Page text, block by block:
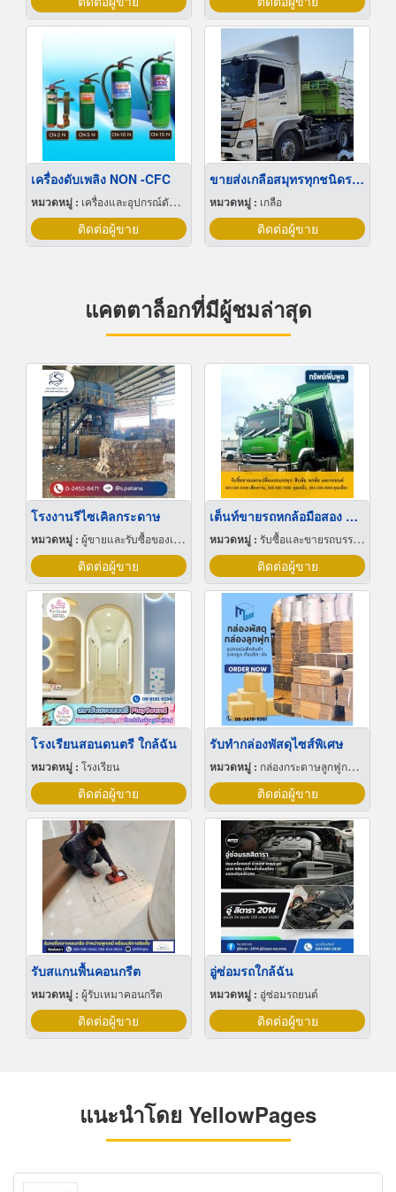
เครื่องดับเพลิง NON -CFC
หมวดหมู่ : เครื่องและอุปกรณ์ดับเพลิง
ติดต่อผู้ขาย
ขายส่งเกลือสมุทรทุกชนิดราคาถูก
หมวดหมู่ : เกลือ
ติดต่อผู้ขาย
แคตตาล็อกที่มีผู้ชมล่าสุด
โรงงานรีไซเคิลกระดาษ
หมวดหมู่ : ผู้ขายและรับซื้อของเก่าและเศษเหล็ก
ติดต่อผู้ขาย
เต็นท์ขายรถหกล้อมือสอง ปทุม
หมวดหมู่ : รับซื้อและขายรถบรรทุกใช้แล้ว
ติดต่อผู้ขาย
โรงเรียนสอนดนตรี ใกล้ฉัน
หมวดหมู่ : โรงเรียน
ติดต่อผู้ขาย
รับทำกล่องพัสดุไซส์พิเศษ
หมวดหมู่ : กล่องกระดาษลูกฟูกและไฟเบอร์
ติดต่อผู้ขาย
รับสแกนพื้นคอนกรีต
หมวดหมู่ : ผู้รับเหมาคอนกรีต
ติดต่อผู้ขาย
อู่ซ่อมรถใกล้ฉัน
หมวดหมู่ : อู่ซ่อมรถยนต์
ติดต่อผู้ขาย
แนะนำโดย YellowPages